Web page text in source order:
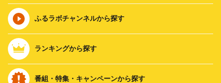
ふるラボチャンネルから探す
ランキングから探す
番組・特集・キャンペーンから探す